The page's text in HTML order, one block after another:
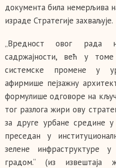
документа била немерљива
израде Стратегије захваљује.
„Вредност овог рада
садржајности, већ у
системске промене у
афирмише пејзажну
формулише одговоре на
тог разлога жири ову
за друге урбане средине
преседан у
зелене инфраструктуре
градом.“ (из извештаја